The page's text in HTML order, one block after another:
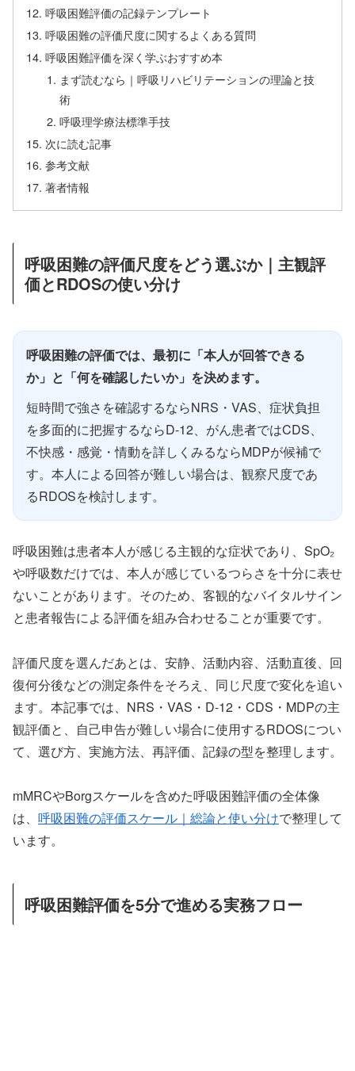
呼吸困難評価の記録テンプレート
呼吸困難の評価尺度に関するよくある質問
呼吸困難評価を深く学ぶおすすめ本
まず読むなら｜呼吸リハビリテーションの理論と技
術
呼吸理学療法標準手技
次に読む記事
参考文献
著者情報
呼吸困難の評価尺度をどう選ぶか｜主観評
価とRDOSの使い分け
呼吸困難の評価では、最初に「本人が回答できる
か」と「何を確認したいか」を決めます。
短時間で強さを確認するならNRS・VAS、症状負担
を多面的に把握するならD-12、がん患者ではCDS、
不快感・感覚・情動を詳しくみるならMDPが候補で
す。本人による回答が難しい場合は、観察尺度であ
るRDOSを検討します。
呼吸困難は患者本人が感じる主観的な症状であり、SpO₂
や呼吸数だけでは、本人が感じているつらさを十分に表せ
ないことがあります。そのため、客観的なバイタルサイン
と患者報告による評価を組み合わせることが重要です。
評価尺度を選んだあとは、安静、活動内容、活動直後、回
復何分後などの測定条件をそろえ、同じ尺度で変化を追い
ます。本記事では、NRS・VAS・D-12・CDS・MDPの主
観評価と、自己申告が難しい場合に使用するRDOSについ
て、選び方、実施方法、再評価、記録の型を整理します。
mMRCやBorgスケールを含めた呼吸困難評価の全体像
は、 呼吸困難の評価スケール｜総論と使い分けで整理して
います。
呼吸困難評価を5分で進める実務フロー